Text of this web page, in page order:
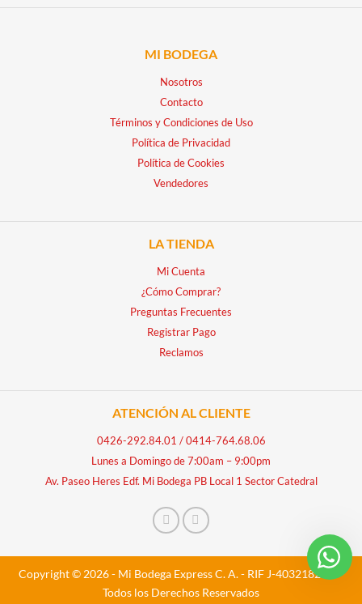
MI BODEGA
Nosotros
Contacto
Términos y Condiciones de Uso
Política de Privacidad
Política de Cookies
Vendedores
LA TIENDA
Mi Cuenta
¿Cómo Comprar?
Preguntas Frecuentes
Registrar Pago
Reclamos
ATENCIÓN AL CLIENTE
0426-292.84.01 /0414-764.68.06
Lunes a Domingo de 7:00am – 9:00pm
Av. Paseo Heres Edf. Mi Bodega PB Local 1 Sector Catedral
Copyright © 2026 - Mi Bodega Express C. A. - RIF J-40321828-5 -
Todos los Derechos Reservados